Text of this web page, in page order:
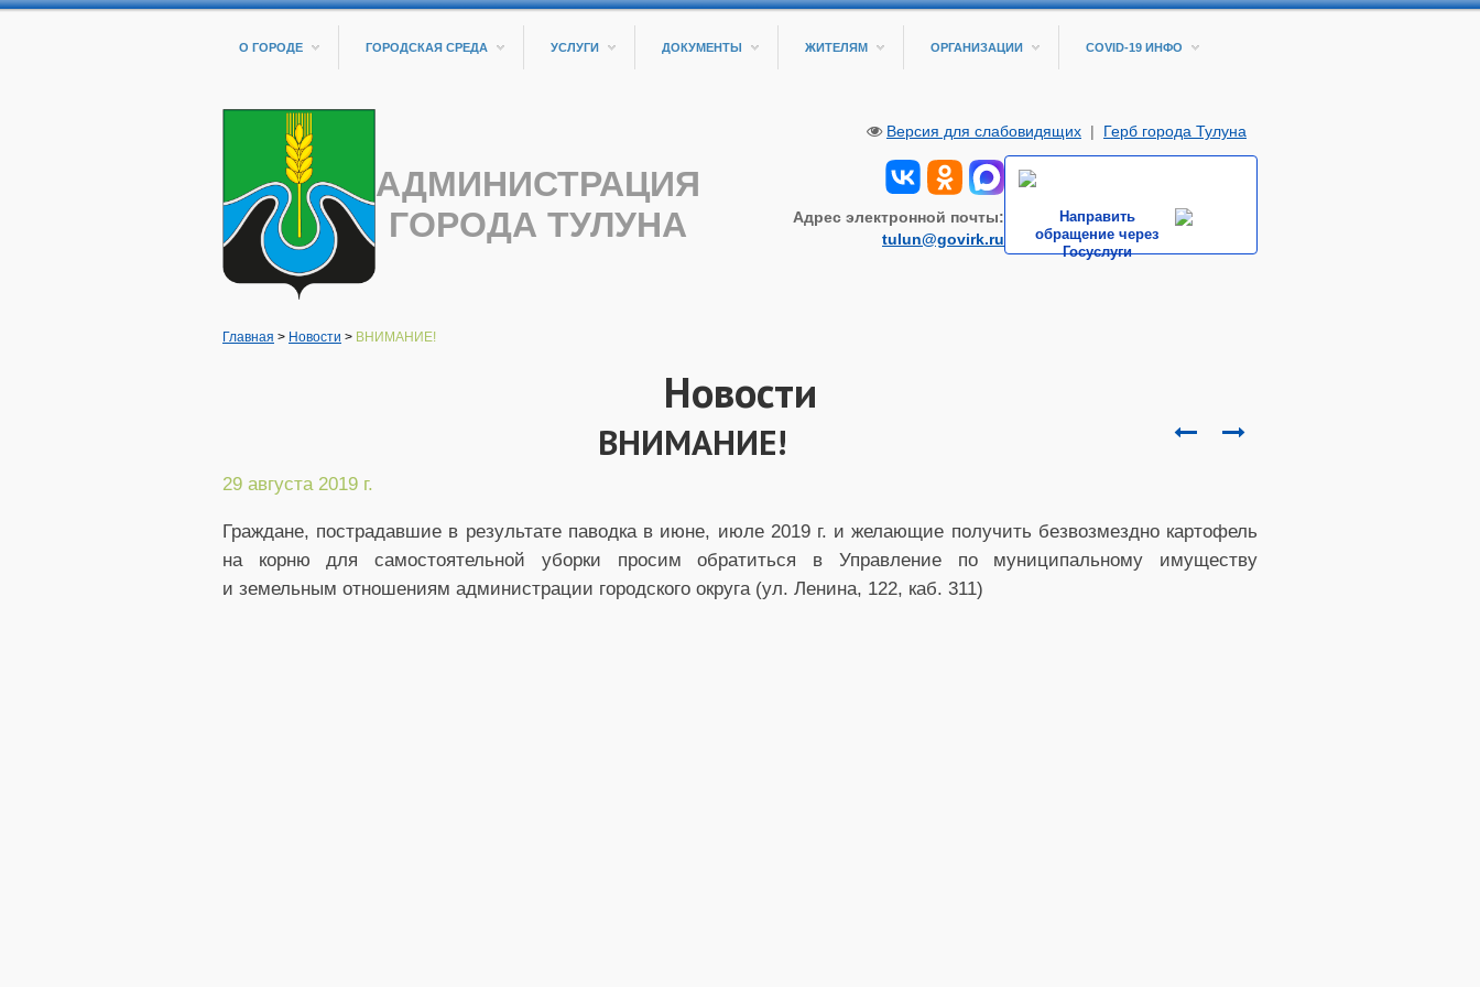
О ГОРОДЕ ГОРОДСКАЯ СРЕДА УСЛУГИ ДОКУМЕНТЫ ЖИТЕЛЯМ ОРГАНИЗАЦИИ COVID-19 ИНФО
АДМИНИСТРАЦИЯ
ГОРОДА ТУЛУНА
Адрес электронной почты:
tulun@govirk.ru
Направить
обращение через
Госуслуги
Версия для слабовидящих | Герб города Тулуна
Главная > Новости > ВНИМАНИЕ!
Новости
ВНИМАНИЕ!
29 августа 2019 г.
Граждане, пострадавшие в результате паводка в июне, июле 2019 г. и желающие получить безвозмездно картофель
на корню для самостоятельной уборки просим обратиться в Управление по муниципальному имуществу
и земельным отношениям администрации городского округа (ул. Ленина, 122, каб. 311)